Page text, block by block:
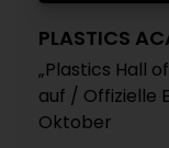
PLASTICS
„Plastics Hall
auf / Offizielle
Oktober